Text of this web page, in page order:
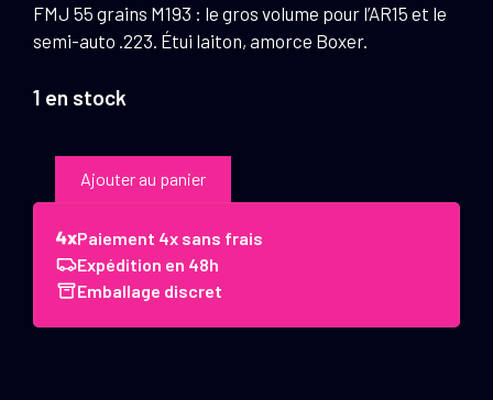
FMJ 55 grains M193 : le gros volume pour l’AR15 et le
semi-auto .223. Étui laiton, amorce Boxer.
1 en stock
Sellier
Bellot
223
Ajouter au panier
Paiement 4x sans frais
Expédition en 48h
Emballage discret